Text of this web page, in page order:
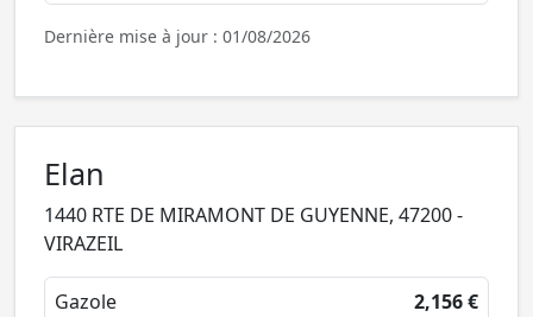
Dernière mise à jour : 01/08/2026
Elan
1440 RTE DE MIRAMONT DE GUYENNE, 47200 -
VIRAZEIL
Gazole 2,156 €